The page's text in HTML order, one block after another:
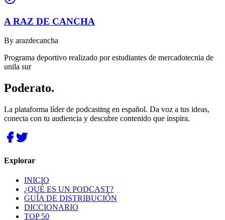
A RAZ DE CANCHA
By arazdecancha
Programa deportivo realizado por estudiantes de mercadotecnia de
unila sur
Poderato.
La plataforma líder de podcasting en español. Da voz a tus ideas,
conecta con tu audiencia y descubre contenido que inspira.
Explorar
INICIO
¿QUÉ ES UN PODCAST?
GUÍA DE DISTRIBUCIÓN
DICCIONARIO
TOP 50